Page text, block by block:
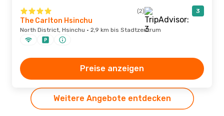
(2) 3
The Carlton Hsinchu
North District, Hsinchu · 2,9 km bis Stadtzentrum
Preise anzeigen
Weitere Angebote entdecken